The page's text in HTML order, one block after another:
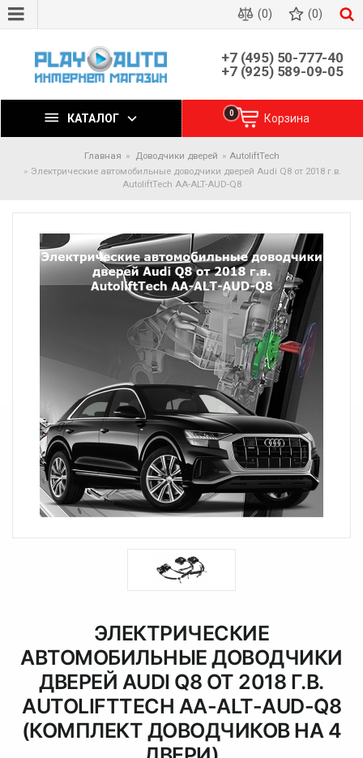
(0) (0)
+7 (495) 50-777-40
+7 (925) 589-09-05
КАТАЛОГ Корзина
0
Главная Доводчики дверей
AutoliftTech
Электрические автомобильные доводчики дверей Audi Q8 от 2018 г.в.
AutoliftTech AA-ALT-AUD-Q8
ЭЛЕКТРИЧЕСКИЕ
АВТОМОБИЛЬНЫЕ ДОВОДЧИКИ
ДВЕРЕЙ AUDI Q8 ОТ 2018 Г.В.
AUTOLIFTTECH AA-ALT-AUD-Q8
(КОМПЛЕКТ ДОВОДЧИКОВ НА 4